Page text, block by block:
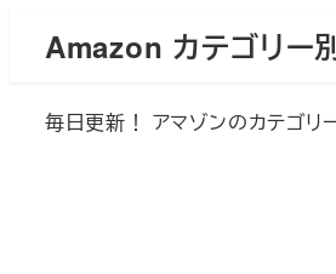
Amazon カテゴリー
毎日更新！ アマゾンのカテゴリ